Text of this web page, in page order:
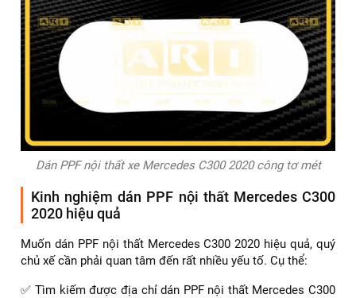
Dán PPF nội thất xe Mercedes C300 2020 công tơ mét
Kinh nghiệm dán PPF nội thất Mercedes C300
2020 hiệu quả
Muốn dán PPF nội thất Mercedes C300 2020 hiệu quả, quý
chủ xế cần phải quan tâm đến rất nhiều yếu tố. Cụ thể:
✅ Tìm kiếm được địa chỉ dán PPF nội thất Mercedes C300